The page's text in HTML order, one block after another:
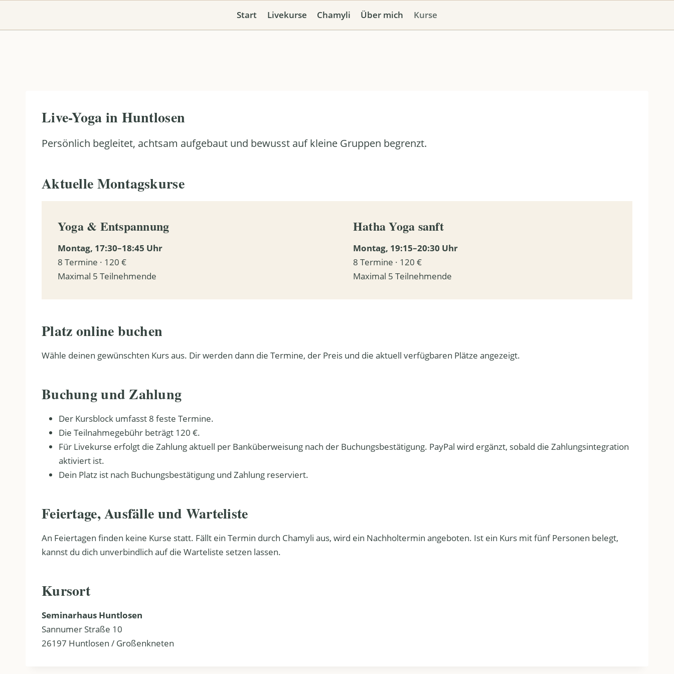
springen
Start Livekurse Chamyli Über mich Kurse
Live-Yoga in Huntlosen
Persönlich begleitet, achtsam aufgebaut und bewusst auf kleine Gruppen begrenzt.
Aktuelle Montagskurse
Yoga & Entspannung
Montag, 17:30–18:45 Uhr
8 Termine · 120 €
Maximal 5 Teilnehmende
Hatha Yoga sanft
Montag, 19:15–20:30 Uhr
8 Termine · 120 €
Maximal 5 Teilnehmende
Platz online buchen
Wähle deinen gewünschten Kurs aus. Dir werden dann die Termine, der Preis und die aktuell verfügbaren Plätze angezeigt.
Buchung und Zahlung
Der Kursblock umfasst 8 feste Termine.
Die Teilnahmegebühr beträgt 120 €.
Für Livekurse erfolgt die Zahlung aktuell per Banküberweisung nach der Buchungsbestätigung. PayPal wird ergänzt, sobald die Zahlungsintegration
aktiviert ist.
Dein Platz ist nach Buchungsbestätigung und Zahlung reserviert.
Feiertage, Ausfälle und Warteliste
An Feiertagen finden keine Kurse statt. Fällt ein Termin durch Chamyli aus, wird ein Nachholtermin angeboten. Ist ein Kurs mit fünf Personen belegt,
kannst du dich unverbindlich auf die Warteliste setzen lassen.
Kursort
Seminarhaus Huntlosen
Sannumer Straße 10
26197 Huntlosen / Großenkneten